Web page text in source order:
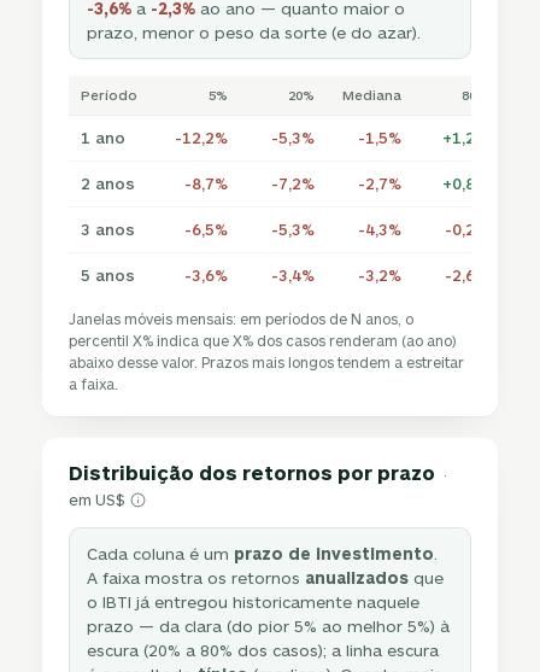
-3,6% a -2,3% ao ano — quanto maior o
prazo, menor o peso da sorte (e do azar).
Período 5% 20% Mediana 80%
1 ano -12,2% -5,3% -1,5% +1,2%
2 anos -8,7% -7,2% -2,7% +0,8%
3 anos -6,5% -5,3% -4,3% -0,2%
5 anos -3,6% -3,4% -3,2% -2,6%
Janelas móveis mensais: em períodos de N anos, o
percentil X% indica que X% dos casos renderam (ao ano)
abaixo desse valor. Prazos mais longos tendem a estreitar
a faixa.
Distribuição dos retornos por prazo ·
em US$
Cada coluna é um prazo de investimento
A faixa mostra os retornos anualizados que
o IBTI já entregou historicamente naquele
prazo — da clara (do pior 5% ao melhor 5%) à
escura (20% a 80% dos casos); a linha escura